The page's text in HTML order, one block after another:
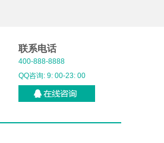
联系电话
400-888-8888
QQ咨询: 9: 00-23: 00